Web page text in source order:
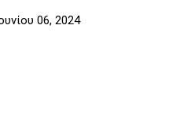
06, 2024